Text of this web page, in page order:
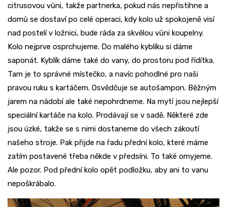
citrusovou vůni, takže partnerka, pokud nás nepřistihne a
domů se dostaví po celé operaci, kdy kolo už spokojeně visí
nad postelí v ložnici, bude ráda za skvělou vůni koupelny.
Kolo nejprve osprchujeme. Do malého kyblíku si dáme
saponát. Kyblík dáme také do vany, do prostoru pod řídítka.
Tam je to správné místečko, a navíc pohodlné pro naši
pravou ruku s kartáčem. Osvědčuje se autošampon. Běžným
jarem na nádobí ale také nepohrdneme. Na mytí jsou nejlepší
speciální kartáče na kolo. Prodávají se v sadě. Některé zde
jsou úzké, takže se s nimi dostaneme do všech zákoutí
našeho stroje. Pak přijde na řadu přední kolo, které máme
zatím postavené třeba někde v předsíni. To také omyjeme.
Ale pozor. Pod přední kolo opět podložku, aby ani to vanu
nepoškrábalo.